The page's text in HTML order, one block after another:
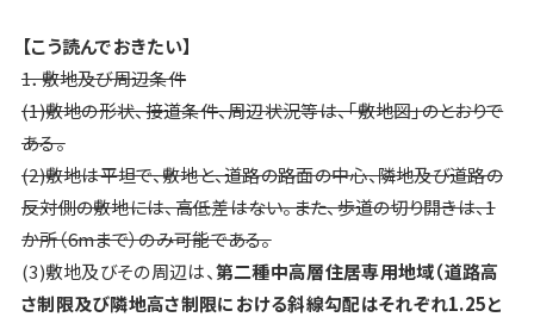
【こう読んでおきたい】
1．敷地及び周辺条件
(1)敷地の形状、接道条件、周辺状況等は、「敷地図」のとおりで
ある。
(2)敷地は平坦で、敷地と、道路の路面の中心、隣地及び道路の
反対側の敷地には、高低差はない。また、歩道の切り開きは、1
か所（6mまで）のみ可能である。
(3)敷地及びその周辺は、第二種中高層住居専用地域（道路高
さ制限及び隣地高さ制限における斜線勾配はそれぞれ1.25と